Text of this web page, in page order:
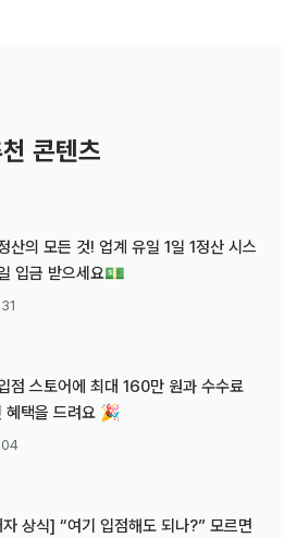
콘텐츠
산의 모든 것! 업계 유일 1일 1정산 시스
입금 받으세요💵
점 스토어에 최대 160만 원과 수수료
혜택을 드려요 🎉
상식] “여기 입점해도 되나?” 모르면